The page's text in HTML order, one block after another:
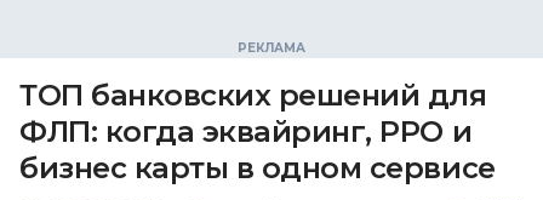
ТОП банковских решений для
ФЛП: когда эквайринг, РРО и
бизнес карты в одном сервисе